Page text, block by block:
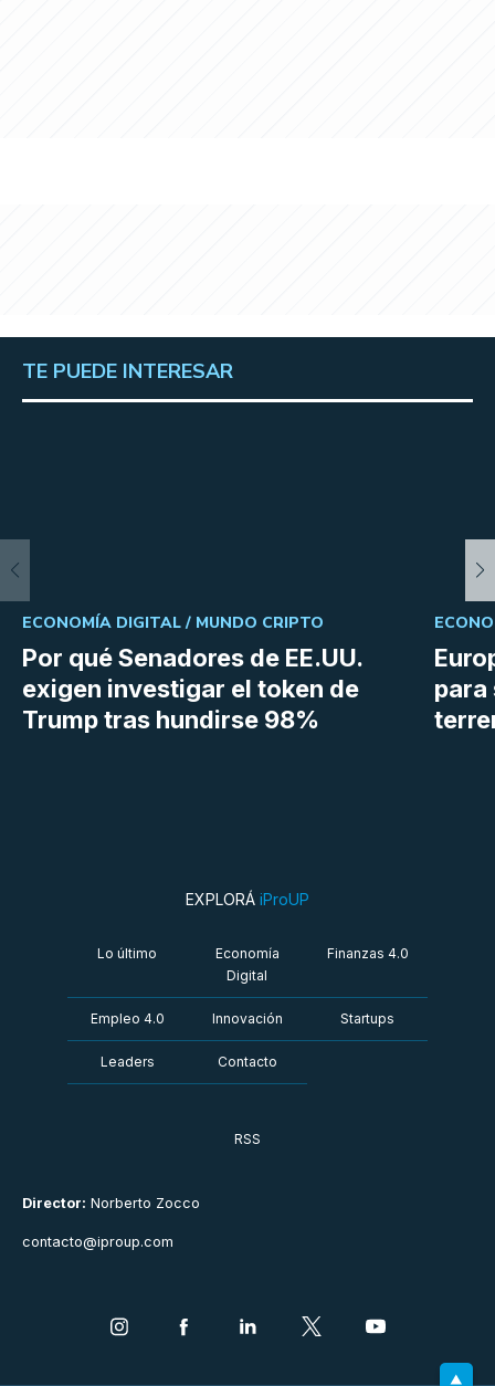
TE PUEDE INTERESAR
Por qué Senadores de EE.UU.
exigen investigar el token de
Trump tras hundirse 98%
ECONOMÍA DIGITAL / MUNDO CRIPTO
para
Director: Norberto Zocco
contacto@iproup.com
EXPLORÁ iProUP
Lo último
Economía
Digital
Finanzas 4.0
Empleo 4.0 Innovación Startups
Leaders Contacto
RSS